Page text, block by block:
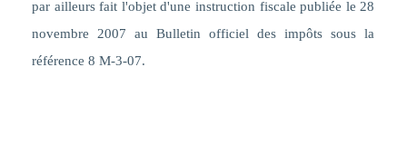
par ailleurs fait l'objet d'une instruction fiscale publiée le 28
novembre 2007 au Bulletin officiel des impôts sous la
référence 8 M-3-07.